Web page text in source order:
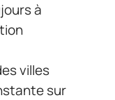
à
villes
sur